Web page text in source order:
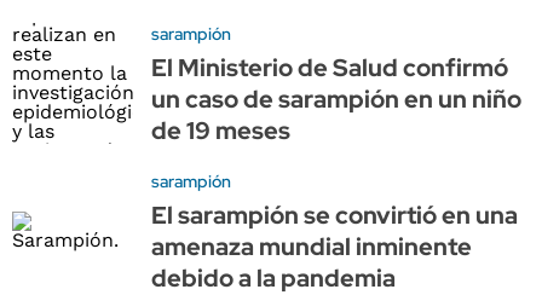
sarampión
El Ministerio de Salud confirmó
un caso de sarampión en un niño
de 19 meses
sarampión
El sarampión se convirtió en una
amenaza mundial inminente
debido a la pandemia